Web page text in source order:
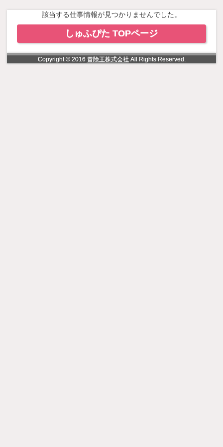
該当する仕事情報が見つかりませんでした。
しゅふぴた TOPページ
Copyright © 2016 冒険王株式会社All Rights Reserved.